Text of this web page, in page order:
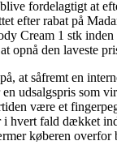
fordelagtigt at
efter rabat på
Cream 1 stk inden
opnå den laveste
at såfremt en
udsalgspris som
være et
i hvert fald dækket
køberen overfor